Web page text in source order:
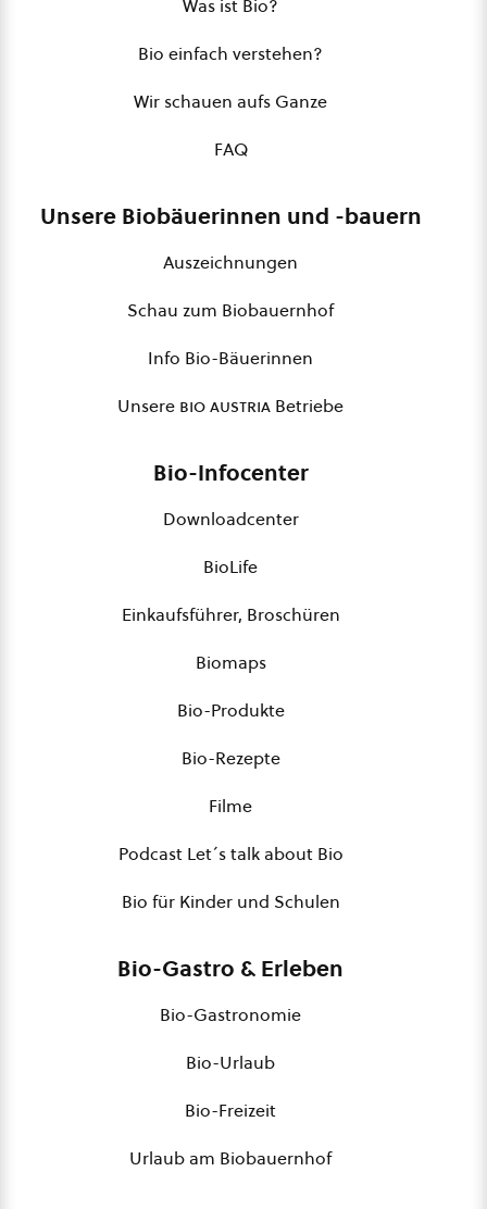
Was ist Bio?
Bio einfach verstehen?
Wir schauen aufs Ganze
FAQ
Unsere Biobäuerinnen und -bauern
Auszeichnungen
Schau zum Biobauernhof
Info Bio-Bäuerinnen
Unsere bio austria Betriebe
Bio-Infocenter
Downloadcenter
BioLife
Einkaufsführer, Broschüren
Biomaps
Bio-Produkte
Bio-Rezepte
Filme
Podcast Let´s talk about Bio
Bio für Kinder und Schulen
Bio-Gastro & Erleben
Bio-Gastronomie
Bio-Urlaub
Bio-Freizeit
Urlaub am Biobauernhof